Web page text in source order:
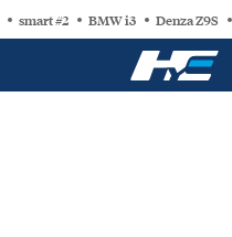
smart #2 BMW i3 Denza Z9S